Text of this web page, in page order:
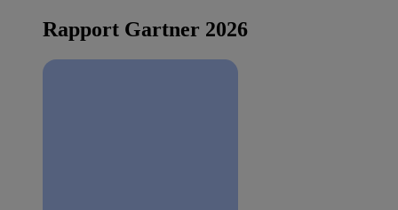
Rapport Gartner 2026